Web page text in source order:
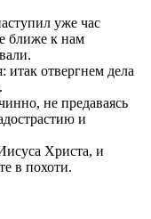
уже час
ближе к нам
итак отвергнем дела
не предаваясь
и
Христа, и
в похоти.